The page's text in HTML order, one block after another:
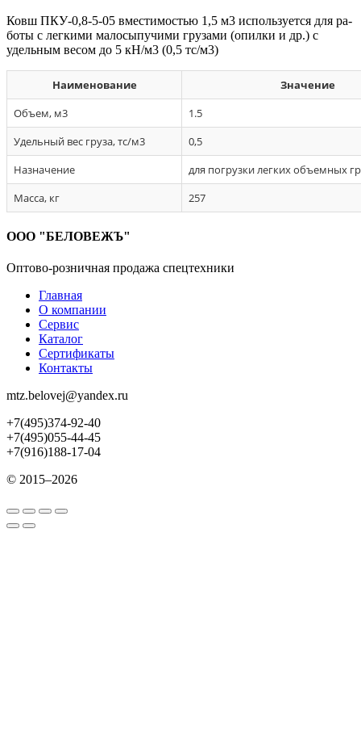
Ковш ПКУ-0,8-5-05 вмес­ти­мостью 1,5 м3 ис­поль­зу­ет­ся для ра­
боты с лег­ки­ми ма­лосы­пучи­ми гру­зами (опил­ки и др.) с
удель­ным ве­сом до 5 кН/м3 (0,5 тс/м3)
Наименование
Значение
Объем, м3
1.5
Удельный вес груза, тс/м3
0,5
Назначение
для погрузки легких объемных
Масса, кг
257
ООО "БЕЛОВЕЖЪ"
Оптово-розничная продажа спецтехники
Главная
О компании
Сервис
Каталог
Сертификаты
Контакты
mtz.belovej@yandex.ru
+7(495)374-92-40
+7(495)055-44-45
+7(916)188-17-04
© 2015–2026